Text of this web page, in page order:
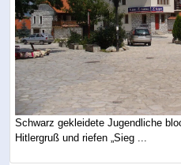
Schwarz gekleidete Jugendliche
Hitlergruß und riefen „Sieg ...